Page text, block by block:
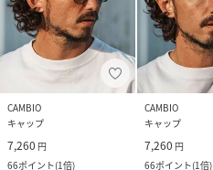
CAMBIO
キャップ
7,260 円
66ポイント(1倍)
CAMBIO
キャップ
7,260 円
66ポイント(1倍)